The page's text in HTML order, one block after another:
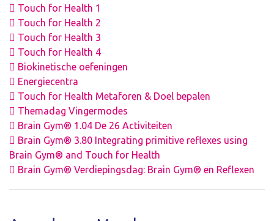
Touch for Health 1
Touch for Health 2
Touch for Health 3
Touch for Health 4
Biokinetische oefeningen
Energiecentra
Touch for Health Metaforen & Doel bepalen
Themadag Vingermodes
Brain Gym® 1.04 De 26 Activiteiten
Brain Gym® 3.80 Integrating primitive reflexes using
Brain Gym® and Touch for Health
Brain Gym® Verdiepingsdag: Brain Gym® en Reflexen